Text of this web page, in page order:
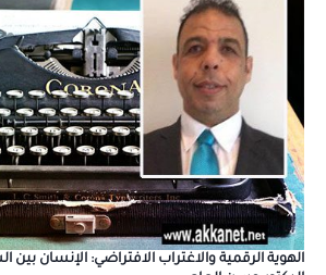
الهوية الرقمية والاغتراب الافتراضي: الإنسان بين